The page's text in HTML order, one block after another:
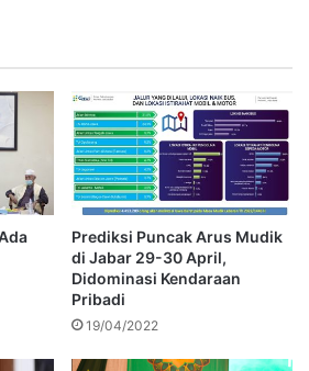
Prediksi Puncak Arus Mudik
di Jabar 29-30 April,
Didominasi Kendaraan
Pribadi
19/04/2022